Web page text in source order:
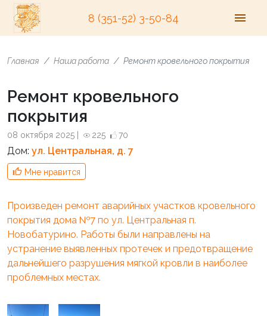
8 (351-52) 3-50-84
Главная Наша работа Ремонт кровельного покрытия
Ремонт кровельного
покрытия
08 октября 2025 | 225 70
Дом: ул. Центральная, д. 7
Мне нравится
Произведен ремонт аварийных участков кровельного
покрытия дома №7 по ул. Центральная п.
Новобатурино. Работы были направлены на
устранение выявленных протечек и предотвращение
дальнейшего разрушения мягкой кровли в наиболее
проблемных местах.